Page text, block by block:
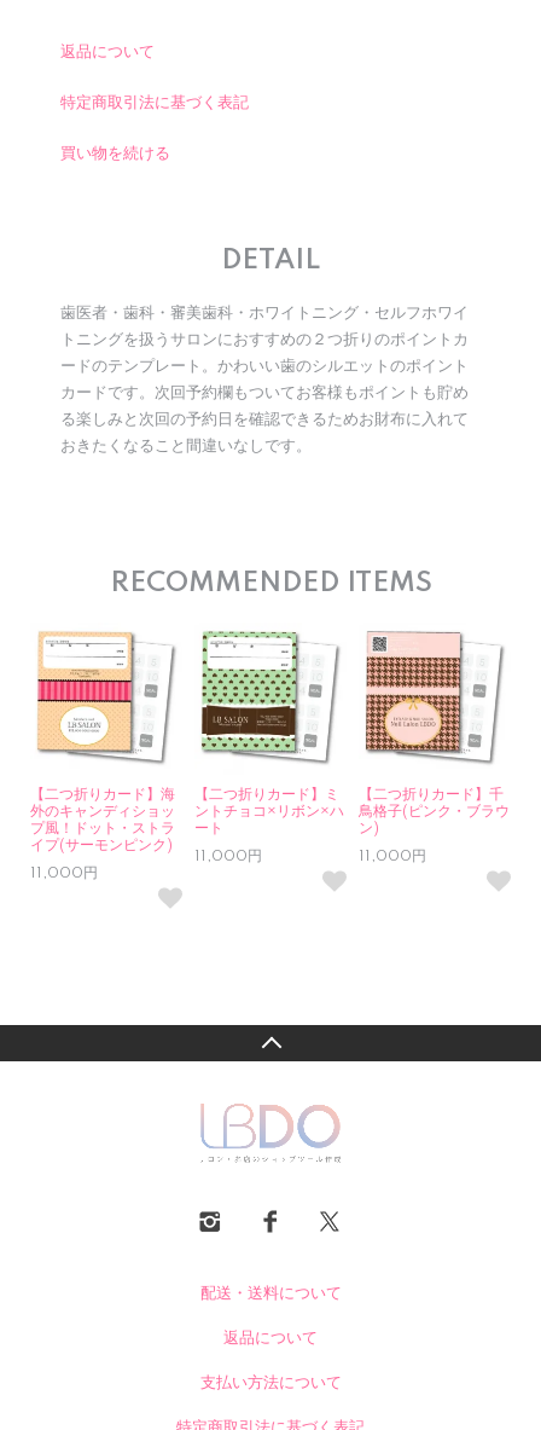
返品について
特定商取引法に基づく表記
買い物を続ける
DETAIL
歯医者・歯科・審美歯科・ホワイトニング・セルフホワイ
トニングを扱うサロンにおすすめの２つ折りのポイントカ
ードのテンプレート。かわいい歯のシルエットのポイント
カードです。次回予約欄もついてお客様もポイントも貯め
る楽しみと次回の予約日を確認できるためお財布に入れて
おきたくなること間違いなしです。
RECOMMENDED ITEMS
【二つ折りカード】海
外のキャンディショッ
プ風！ドット・ストラ
イプ(サーモンピンク)
11,000円
【二つ折りカード】ミ
ントチョコ×リボン×ハ
ート
11,000円
【二つ折りカード】千
鳥格子(ピンク・ブラウ
ン)
11,000円
配送・送料について
返品について
支払い方法について